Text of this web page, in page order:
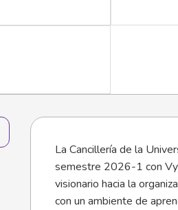
La Cancillería de la
semestre 2026-1 con
visionario hacia la
con un ambiente de